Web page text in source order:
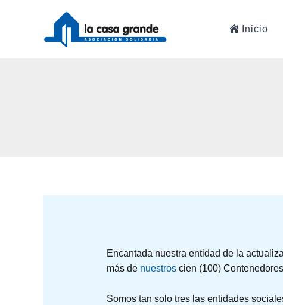
Inicio
Encantada nuestra entidad de la
más de nuestroscien (100)
Somos tan solo tres las entidades